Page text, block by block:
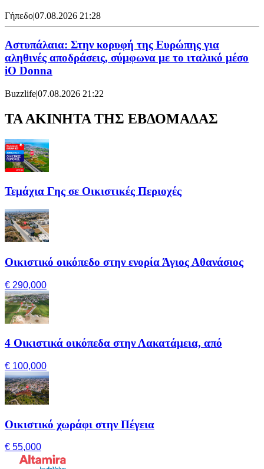
Γήπεδο|07.08.2026 21:28
Αστυπάλαια: Στην κορυφή της Ευρώπης για
αληθινές αποδράσεις, σύμφωνα με το ιταλικό μέσο
iO Donna
Buzzlife|07.08.2026 21:22
ΤΑ ΑΚΙΝΗΤΑ ΤΗΣ ΕΒΔΟΜΑΔΑΣ
Τεμάχια Γης σε Οικιστικές Περιοχές
Οικιστικό οικόπεδο στην ενορία Άγιος Αθανάσιος
€ 290,000
4 Οικιστικά οικόπεδα στην Λακατάμεια, από
€ 100,000
Οικιστικό χωράφι στην Πέγεια
€ 55,000